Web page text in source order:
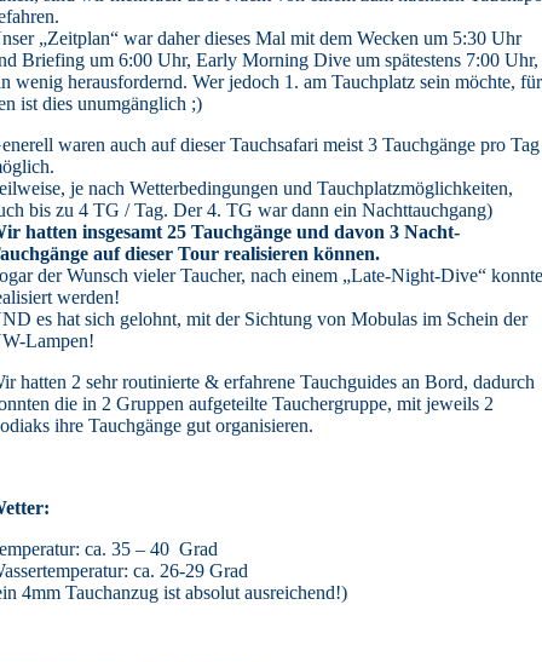
„Zeitplan“ war daher dieses Mal mit dem Wecken um 5:30 Uhr
Briefing um 6:00 Uhr, Early Morning Dive um spätestens 7:00 Uhr,
wenig herausfordernd. Wer jedoch 1. am Tauchplatz sein möchte, für
ist dies unumgänglich ;)
waren auch auf dieser Tauchsafari meist 3 Tauchgänge pro Tag
je nach Wetterbedingungen und Tauchplatzmöglichkeiten,
bis zu 4 TG / Tag. Der 4. TG war dann ein Nachttauchgang)
hatten insgesamt 25 Tauchgänge und davon 3 Nacht-
auf dieser Tour realisieren können.
der Wunsch vieler Taucher, nach einem „Late-Night-Dive“
werden!
es hat sich gelohnt, mit der Sichtung von Mobulas im Schein der
Lampen!
hatten 2 sehr routinierte & erfahrene Tauchguides an Bord, dadurch
die in 2 Gruppen aufgeteilte Tauchergruppe, mit jeweils 2
ihre Tauchgänge gut organisieren.
ca. 35 – 40 Grad
ca. 26-29 Grad
4mm Tauchanzug ist absolut ausreichend!)